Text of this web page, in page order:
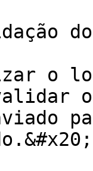
o